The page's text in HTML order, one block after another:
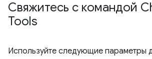
Свяжитесь с командой
Tools
Используйте следующие параметры